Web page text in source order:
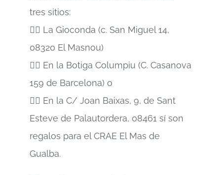
tres sitios:
👉🏽 La Gioconda (c. San Miguel 14,
08320 El Masnou)
👉🏽 En la Botiga Columpiu (C. Casanova
159 de Barcelona) o
👉🏽 En la C/ Joan Baixas, 9, de Sant
Esteve de Palautordera, 08461 sí son
regalos para el CRAE El Mas de
Gualba.